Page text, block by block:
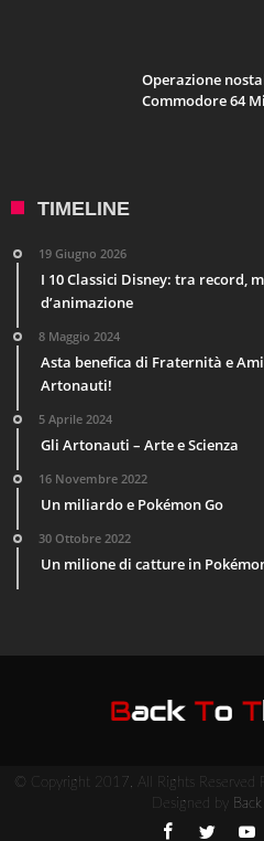
Operazione
Commodore 64
TIMELINE
19 Giugno 2026
I 10 Classici Disney: tra record,
d’animazione
8 Maggio 2024
Asta benefica di Fraternità e
Artonauti!
5 Aprile 2024
Gli Artonauti – Arte e Scienza
16 Novembre 2022
Un miliardo e Pokémon Go
30 Ottobre 2022
Un milione di catture in
© Copyright 2017, All Rights Reserved
Designed by